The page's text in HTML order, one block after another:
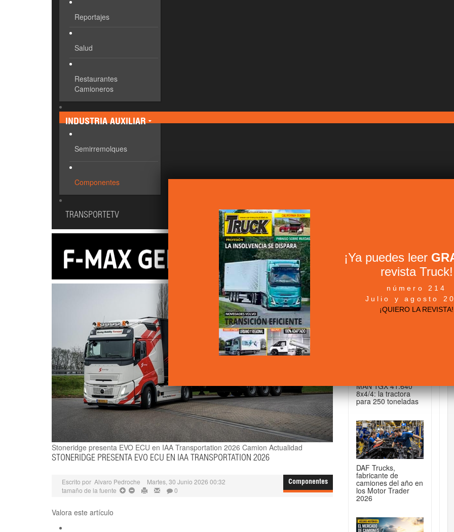
Reportajes
Salud
Restaurantes
Camioneros
INDUSTRIA AUXILIAR
Semirremolques
Componentes
TRANSPORTETV
Stoneridge presenta EVO ECU en IAA Transportation 2026 Camion Actualidad
STONERIDGE PRESENTA EVO ECU EN IAA TRANSPORTATION 2026
Componentes
Escrito por Alvaro Pedroche
Martes, 30 Junio 2026 00:32
tamaño de la fuente
0
Valora este artículo
+ NOTICIAS...
MAN TGX 41.640
8x4/4: la tractora
para 250 toneladas
DAF Trucks,
fabricante de
camiones del año en
los Motor Trader
2026
¡Ya puedes leer
revista Truck!
número 214
Julio y agosto
¡QUIERO LA REVISTA!